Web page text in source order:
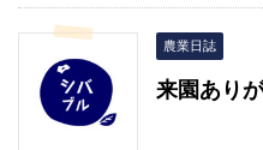
農業日誌
来園あり